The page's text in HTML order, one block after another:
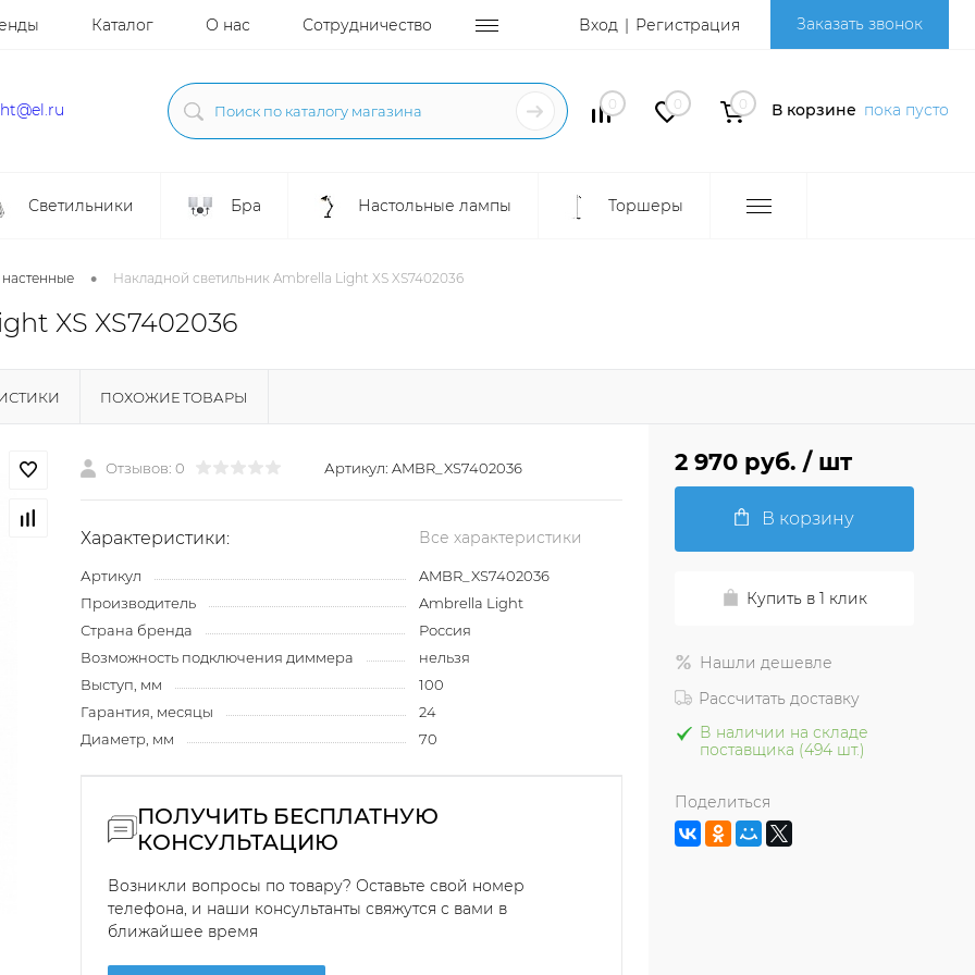
Каталог О нас Сотрудничество Вход Регистрация Заказать звонок
0 0 0 В корзине пока пусто
Светильники Бра Настольные лампы Торшеры
• Накладной светильник Ambrella Light XS XS7402036
XS XS7402036
ПОХОЖИЕ ТОВАРЫ
Отзывов: 0 Артикул: AMBR_XS7402036
Характеристики: Все характеристики
Артикул
AMBR_XS7402036
Производитель
Ambrella Light
Страна бренда
Россия
Возможность подключения диммера
нельзя
Выступ, мм
100
Гарантия, месяцы
24
Диаметр, мм
70
ПОЛУЧИТЬ БЕСПЛАТНУЮ
КОНСУЛЬТАЦИЮ
Возникли вопросы по товару? Оставьте свой номер
телефона, и наши консультанты свяжутся с вами в
ближайшее время
2 970 руб. / шт
В корзину
Купить в 1 клик
Нашли дешевле
Рассчитать доставку
В наличии на складе
поставщика (494 шт.)
Поделиться